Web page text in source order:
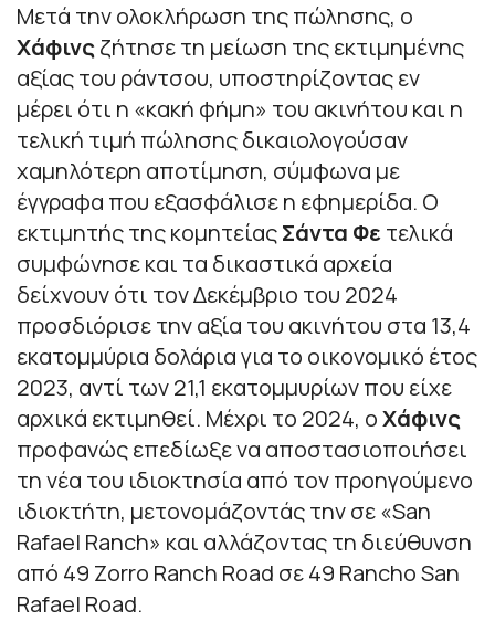
Μετά την ολοκλήρωση της πώλησης, ο
Χάφινςζήτησε τη μείωση της εκτιμημένης
αξίας του ράντσου, υποστηρίζοντας εν
μέρει ότι η «κακή φήμη» του ακινήτου και η
τελική τιμή πώλησης δικαιολογούσαν
χαμηλότερη αποτίμηση, σύμφωνα με
έγγραφα που εξασφάλισε η εφημερίδα. Ο
εκτιμητής της κομητείαςΣάντα Φετελικά
συμφώνησε και τα δικαστικά αρχεία
δείχνουν ότι τον Δεκέμβριο του 2024
προσδιόρισε την αξία του ακινήτου στα 13,4
εκατομμύρια δολάρια για το οικονομικό έτος
2023, αντί των 21,1 εκατομμυρίων που είχε
αρχικά εκτιμηθεί. Μέχρι το 2024, οΧάφινς
προφανώς επεδίωξε να αποστασιοποιήσει
τη νέα του ιδιοκτησία από τον προηγούμενο
ιδιοκτήτη, μετονομάζοντάς την σε «San
Rafael Ranch» και αλλάζοντας τη διεύθυνση
από 49 Zorro Ranch Road σε 49 Rancho San
Rafael Road.